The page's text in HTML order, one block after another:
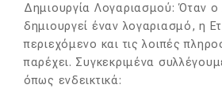
Δημιουργία Λογαριασμού: Όταν ο
δημιουργεί έναν λογαριασμό, η
περιεχόμενο και τις λοιπές
παρέχει. Συγκεκριμένα
όπως ενδεικτικά: